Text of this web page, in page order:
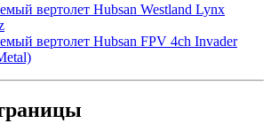
вертолет Hubsan Westland Lynx
вертолет Hubsan FPV 4ch Invader